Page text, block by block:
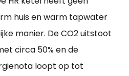
huis en warm tapwater
manier. De CO2 uitstoot
circa 50% en de
loopt op tot